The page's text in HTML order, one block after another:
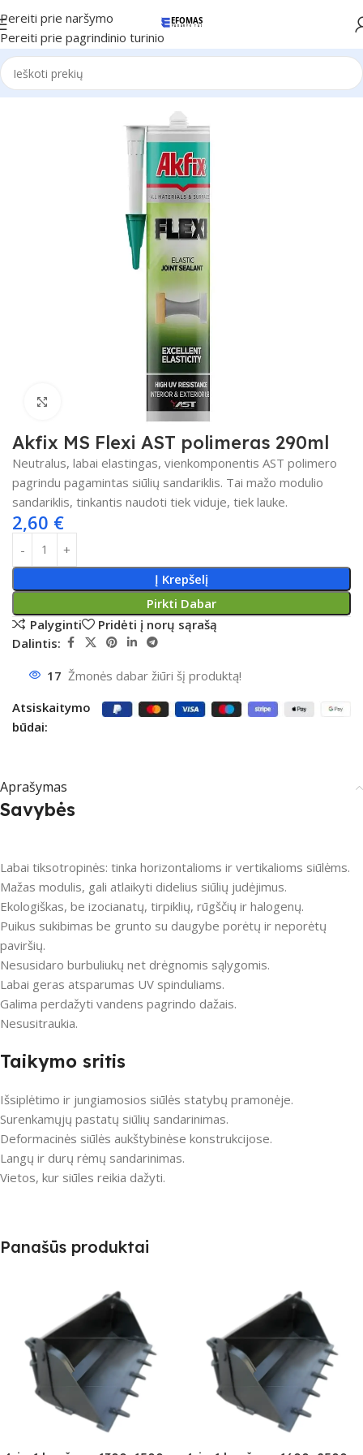
Pereiti prie naršymo
Pereiti prie pagrindinio turinio
Pradžia Hermetikai
Spustelėkite, kad padidintumėte
Akfix MS Flexi AST polimeras 290ml
Neutralus, labai elastingas, vienkomponentis AST polimero
pagrindu pagamintas siūlių sandariklis. Tai mažo modulio
sandariklis, tinkantis naudoti tiek viduje, tiek lauke.
2,60 €
Į Krepšelį
Pirkti Dabar
Palyginti
Pridėti į norų sąrašą
Dalintis:
17 Žmonės dabar žiūri šį produktą!
Atsiskaitymo
būdai:
Aprašymas
Savybės
Labai tiksotropinės: tinka horizontalioms ir vertikalioms siūlėms.
Mažas modulis, gali atlaikyti didelius siūlių judėjimus.
Ekologiškas, be izocianatų, tirpiklių, rūgščių ir halogenų.
Puikus sukibimas be grunto su daugybe porėtų ir neporėtų
paviršių.
Nesusidaro burbuliukų net drėgnomis sąlygomis.
Labai geras atsparumas UV spinduliams.
Galima perdažyti vandens pagrindo dažais.
Nesusitraukia.
Taikymo sritis
Išsiplėtimo ir jungiamosios siūlės statybų pramonėje.
Surenkamųjų pastatų siūlių sandarinimas.
Deformacinės siūlės aukštybinėse konstrukcijose.
Langų ir durų rėmų sandarinimas.
Vietos, kur siūles reikia dažyti.
Panašūs produktai